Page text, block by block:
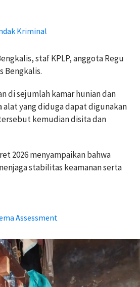
Kriminal
staf KPLP, anggota Regu
Bengkalis.
di sejumlah kamar hunian dan
yang diduga dapat digunakan
kemudian disita dan
2026 menyampaikan bahwa
stabilitas keamanan serta
Assessment